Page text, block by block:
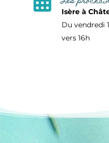
Isère à
Du vendredi
vers 16h